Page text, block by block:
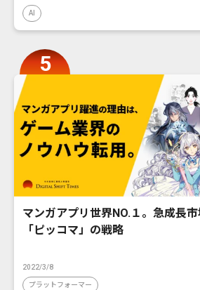
AI
マンガアプリ世界NO.１。急成長
「ピッコマ」の戦略
2022/3/8
プラットフォーマー